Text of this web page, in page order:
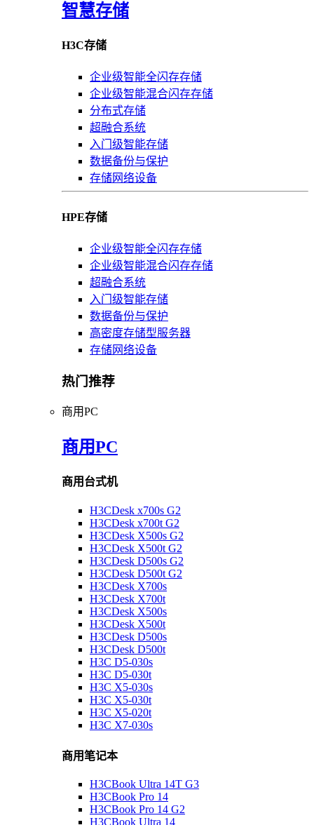
智慧存储
H3C存储
企业级智能全闪存存储
企业级智能混合闪存存储
分布式存储
超融合系统
入门级智能存储
数据备份与保护
存储网络设备
HPE存储
企业级智能全闪存存储
企业级智能混合闪存存储
超融合系统
入门级智能存储
数据备份与保护
高密度存储型服务器
存储网络设备
热门推荐
商用PC
商用PC
商用台式机
H3CDesk x700s G2
H3CDesk x700t G2
H3CDesk X500s G2
H3CDesk X500t G2
H3CDesk D500s G2
H3CDesk D500t G2
H3CDesk X700s
H3CDesk X700t
H3CDesk X500s
H3CDesk X500t
H3CDesk D500s
H3CDesk D500t
H3C D5-030s
H3C D5-030t
H3C X5-030s
H3C X5-030t
H3C X5-020t
H3C X7-030s
商用笔记本
H3CBook Ultra 14T G3
H3CBook Pro 14
H3CBook Pro 14 G2
H3CBook Ultra 14